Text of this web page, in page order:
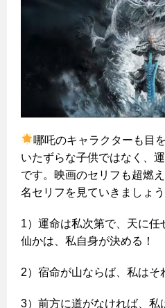
哪吒のキャラクターも目
いたずらな子供ではなく、
です。映画のセリフも超燃
名セリフを見ていきましょう
1）運命は私次第で、天に
仙かは、私自身が決める！
2）宿命が山ならば、私はそ
3）前方に道がなければ、私